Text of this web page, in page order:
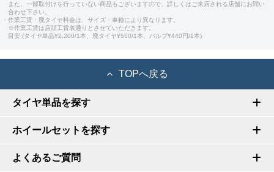
また、一部取付けを行っていない商品もございますので、詳しくはご来店される店舗にお問い
合わせ下さい。
・作業工賃・廃タイヤ料金は、サイズ・車種により異なります。
※作業工賃は店頭工賃表通りとさせていただきます。
目安:(タイヤ単品¥2,200/1本、廃タイヤ¥550/1本、バルブ¥440円/1本)
TOPへ戻る
タイヤ単品を探す
ホイールセットを探す
よくあるご質問